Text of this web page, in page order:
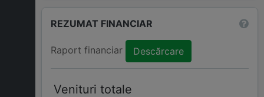
REZUMAT FINANCIAR
Raport financiar Descărcare
Venituri totale